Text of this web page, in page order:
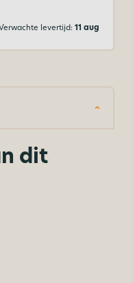
levertijd:11 aug
dit